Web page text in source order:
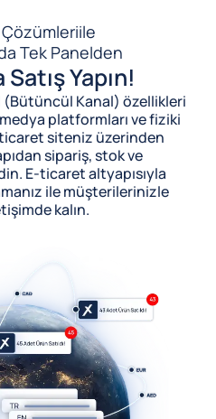
ile
Tek Panelden
Yapın!
Kanal) özellikleri
platformları ve fiziki
siteniz üzerinden
sipariş, stok ve
E-ticaret altyapısıyla
ile müşterilerinizle
kalın.